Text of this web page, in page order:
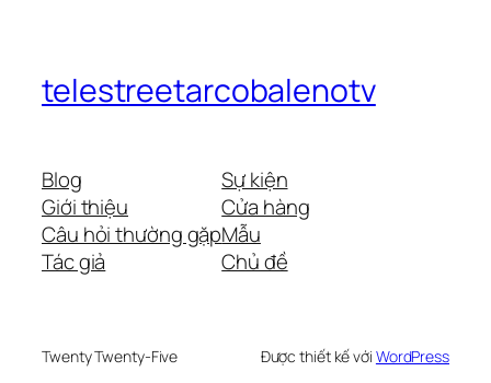
telestreetarcobalenotv
Blog
Giới thiệu
Câu hỏi thường gặp
Tác giả
Sự kiện
Cửa hàng
Mẫu
Chủ đề
Twenty Twenty-Five Được thiết kế với WordPress